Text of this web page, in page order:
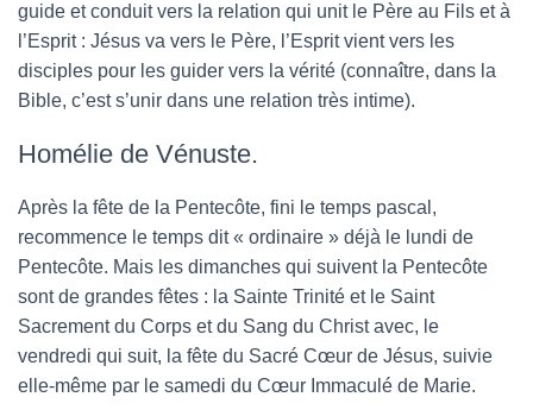
guide et conduit vers la relation qui unit le Père au Fils et à
l’Esprit : Jésus va vers le Père, l’Esprit vient vers les
disciples pour les guider vers la vérité (connaître, dans la
Bible, c’est s’unir dans une relation très intime).
Homélie de Vénuste.
Après la fête de la Pentecôte, fini le temps pascal,
recommence le temps dit « ordinaire » déjà le lundi de
Pentecôte. Mais les dimanches qui suivent la Pentecôte
sont de grandes fêtes : la Sainte Trinité et le Saint
Sacrement du Corps et du Sang du Christ avec, le
vendredi qui suit, la fête du Sacré Cœur de Jésus, suivie
elle-même par le samedi du Cœur Immaculé de Marie.